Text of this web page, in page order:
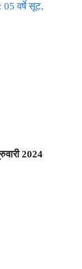
05 वर्षे सूट,
2024